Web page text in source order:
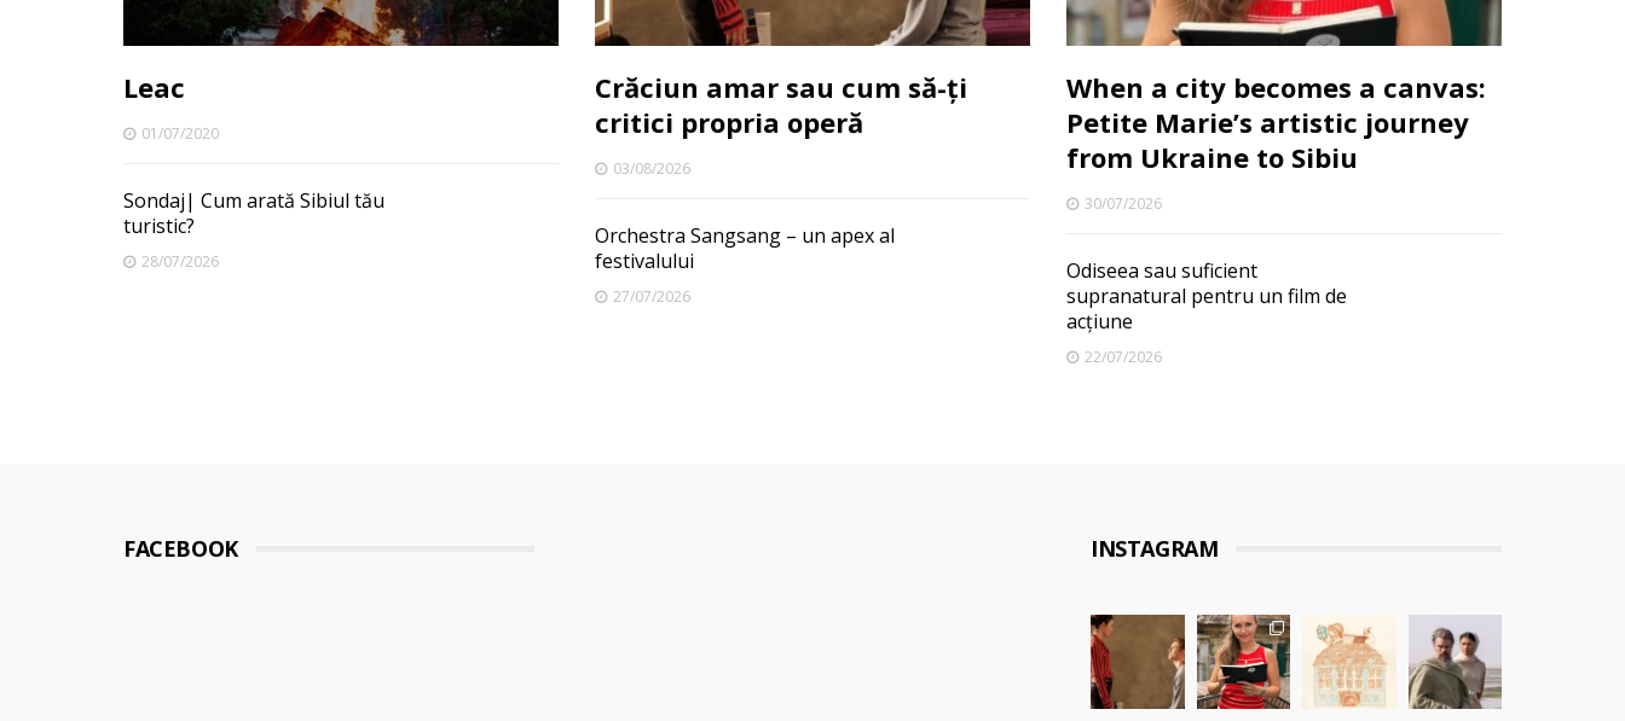
Leac
01/07/2020
Sondaj| Cum arată Sibiul tău
turistic?
28/07/2026
Crăciun amar sau cum să-ți
critici propria operă
03/08/2026
Orchestra Sangsang – un apex al
festivalului
27/07/2026
When a city becomes a canvas:
Petite Marie’s artistic journey
from Ukraine to Sibiu
30/07/2026
Odiseea sau suficient
supranatural pentru un film de
acțiune
22/07/2026
FACEBOOK INSTAGRAM